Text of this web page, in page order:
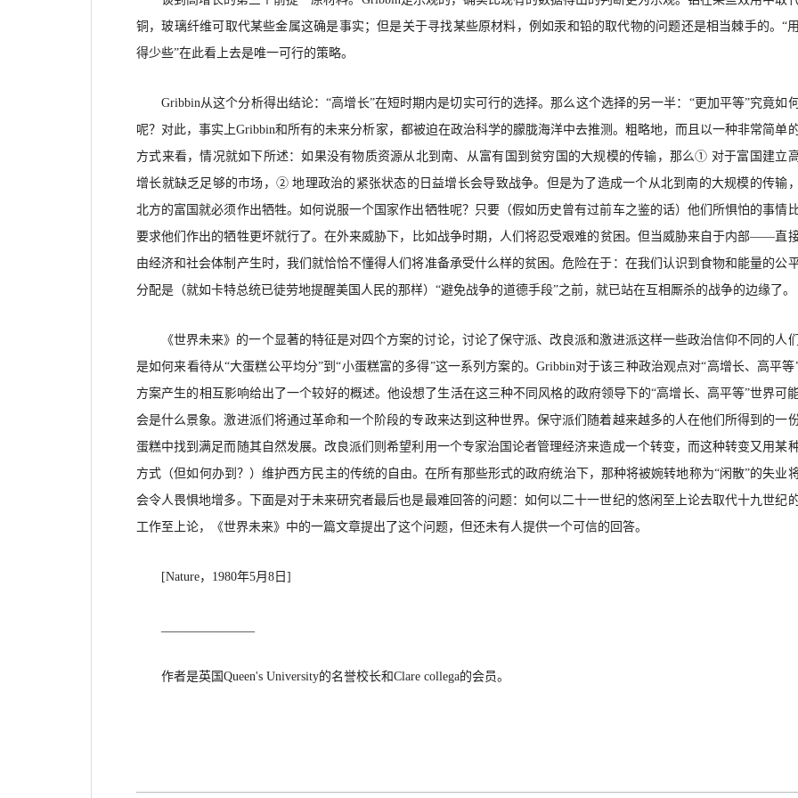
铜，玻璃纤维可取代某些金属这确是事实；但是关于寻找某些原材料，例如汞和铅的取代物的问题还是相当棘手的。“用
得少些”在此看上去是唯一可行的策略。
Gribbin从这个分析得出结论：“高增长”在短时期内是切实可行的选择。那么这个选择的另一半：“更加平等”究竟如
呢？对此，事实上Gribbin和所有的未来分析家，都被迫在政治科学的朦胧海洋中去推测。粗略地，而且以一种非常简单
方式来看，情况就如下所述：如果没有物质资源从北到南、从富有国到贫穷国的大规模的传输，那么① 对于富国建立
增长就缺乏足够的市场，② 地理政治的紧张状态的日益增长会导致战争。但是为了造成一个从北到南的大规模的传输，
北方的富国就必须作出牺牲。如何说服一个国家作出牺牲呢？只要（假如历史曾有过前车之鉴的话）他们所惧怕的事情
要求他们作出的牺牲更坏就行了。在外来威胁下，比如战争时期 ， 人们将忍受艰难的贫困。但当威胁来自于内部——直
由经济和社会体制产生时，我们就恰恰不懂得人们将准备承受什么样的贫困。危险在于：在我们认识到食物和能量的公
分配是（就如卡特总统已徒劳地提醒美国人民的那样） “避免战争的道德手段”之前，就已站在互相厮杀的战争的边缘了。
《世界未来》的一个显著的特征是对四个方案的讨论，讨论了保守派、改良派和激进派这样一些政治信仰不同的人们
是如何来看待从“大蛋糕公平均分”到“小蛋糕富的多得”这一系列方案的。Gribbin对于该三种政治观点对“高增长、高平等
方案产生的相互影响给出了一个较好的概述。他设想了生活在这三种不同风格的政府领导下的“高增长、高平等”世界可
会是什么景象。激进派们将通过革命和一个阶段的专政来达到这种世界。保守派们随着越来越多的人在他们所得到的一
蛋糕中找到满足而随其自然发展。改良派们则希望利用一个专家治国论者管理经济来造成一个转变，而这种转变又用某
方式（但如何办到？）维护西方民主的传统的自由。在所有那些形式的政府统治下，那种将被婉转地称为“闲散”的失业
会令人畏惧地增多。下面是对于未来研究者最后也是最难回答的问题：如何以二十一世纪的悠闲至上论去取代十九世纪
工作至上论，《世界未来》中的一篇文章提出了这个问题，但还未有人提供一个可信的回答。
[Nature，1980年5月8日 ]
作者是英国 Queen's University的名誉校长和Clare collega的会员。